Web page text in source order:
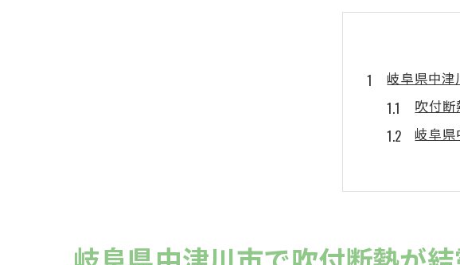
岐阜県中
吹付
岐阜
冬の
住宅
冬の湿気